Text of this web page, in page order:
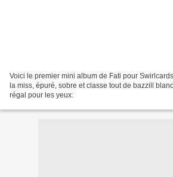
Voici le premier mini album de Fati pour
la miss, épuré, sobre et classe tout de bazzill
régal pour les yeux: